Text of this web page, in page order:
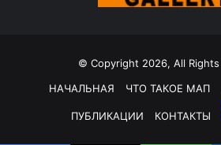
© Copyright 2026, All
НАЧАЛЬНАЯ
ЧТО ТАКОЕ МАП
ПУБЛИКАЦИИ КОНТАКТЫ